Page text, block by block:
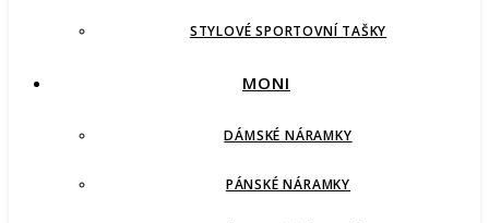
STYLOVÉ SPORTOVNÍ TAŠKY
MONI
DÁMSKÉ NÁRAMKY
PÁNSKÉ NÁRAMKY